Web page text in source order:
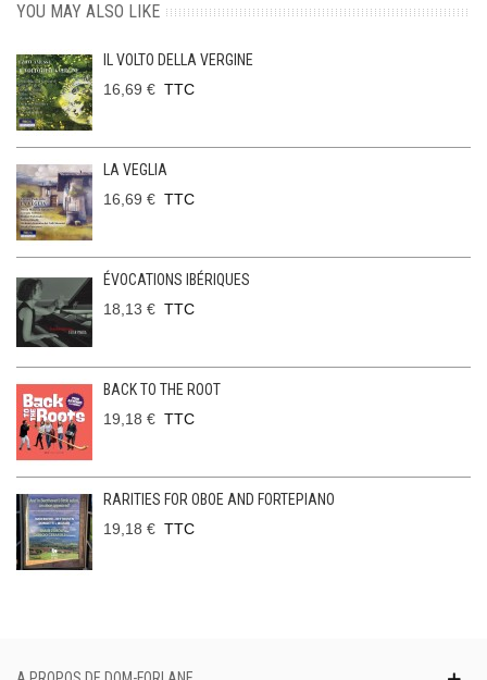
YOU MAY ALSO LIKE
IL VOLTO DELLA VERGINE
16,69 € TTC
LA VEGLIA
16,69 € TTC
ÉVOCATIONS IBÉRIQUES
18,13 € TTC
BACK TO THE ROOT
19,18 € TTC
RARITIES FOR OBOE AND FORTEPIANO
19,18 € TTC